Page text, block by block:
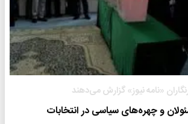
«نامه نیوز» گزارش می‌دهند
و چهره‌های سیاسی در انتخابات